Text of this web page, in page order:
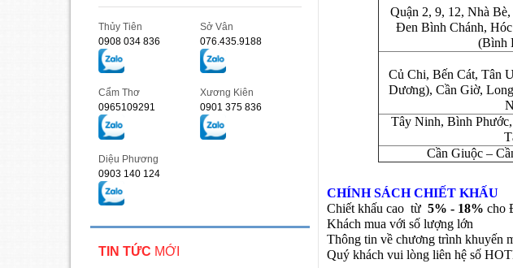
Thủy Tiên
0908 034 836
Sở Vân
076.435.9188
Cẩm Thơ
0965109291
Xương Kiên
0901 375 836
Diệu Phương
0903 140 124
TIN TỨC MỚI
Quận 2, 9, 12, Nhà
Đen Bình Chánh,
(Bình
Củ Chi, Bến Cát, Tân
Dương), Cần Giờ,
Tây Ninh, Bình
Cần Giuộc –
CHÍNH SÁCH CHIẾT KHẤU
Chiết khấu cao từ 5% - 18% cho
Khách mua với số lượng lớn
Thông tin về chương trình khuyến
Quý khách vui lòng liên hệ số